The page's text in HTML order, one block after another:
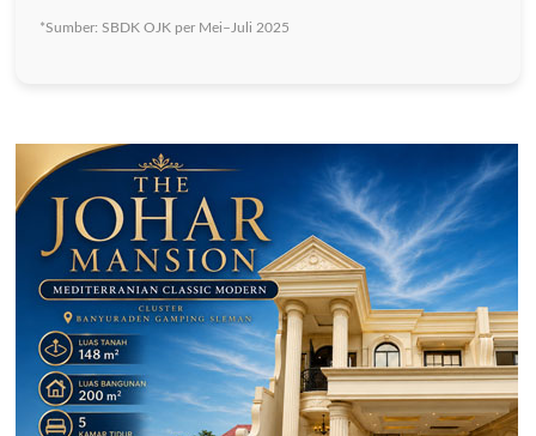
*Sumber: SBDK OJK per Mei–Juli 2025